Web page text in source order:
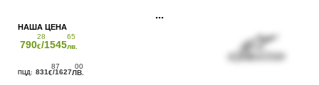
790
28
€/1545
65
лв.
831
87
€/1627
00
ЛВ.